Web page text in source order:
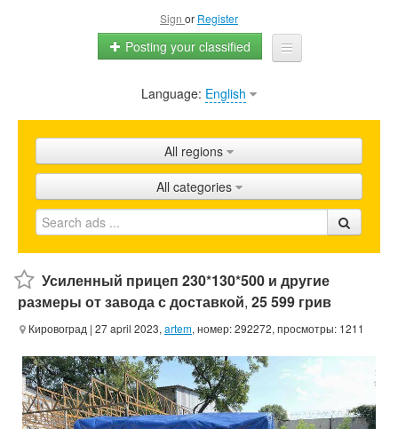
Sign or Register
Posting your classified
Home
Shops
Promotion
FAQ
Blog
Language: English
All regions
All categories
Усиленный прицеп 230*130*500 и другие
размеры от завода с доставкой, 25 599 грив
Кировоград | 27 april 2023, artem, номер: 292272, просмотры: 1211